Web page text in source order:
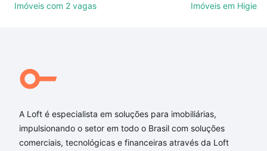
combinar perfeitamente com o preço, metragem e
de Janeiro, RJ ideal para você na Loft.
Qual o preço de Imóveis à venda em rua hugo
RJ?
Aqui na Loft temos a oferta ideal para você, com
Imóveis com 2 vagas
Imóveis em
A Loft é especialista em soluções para imobiliárias,
impulsionando o setor em todo o Brasil com soluções
comerciais, tecnológicas e financeiras através da Loft